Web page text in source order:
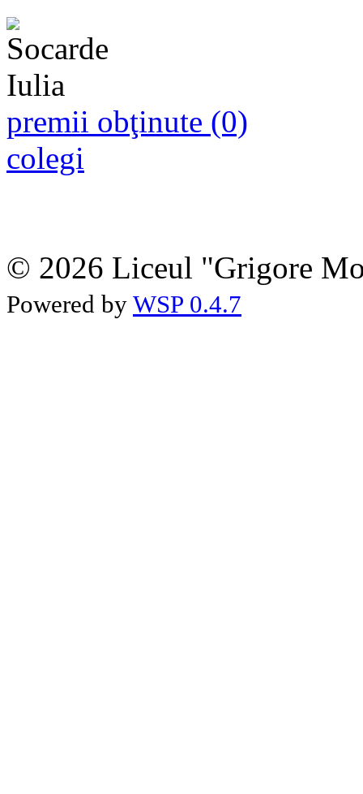
premii obţinute (0)
colegi
© 2026 Liceul "Grigore
Powered by WSP 0.4.7